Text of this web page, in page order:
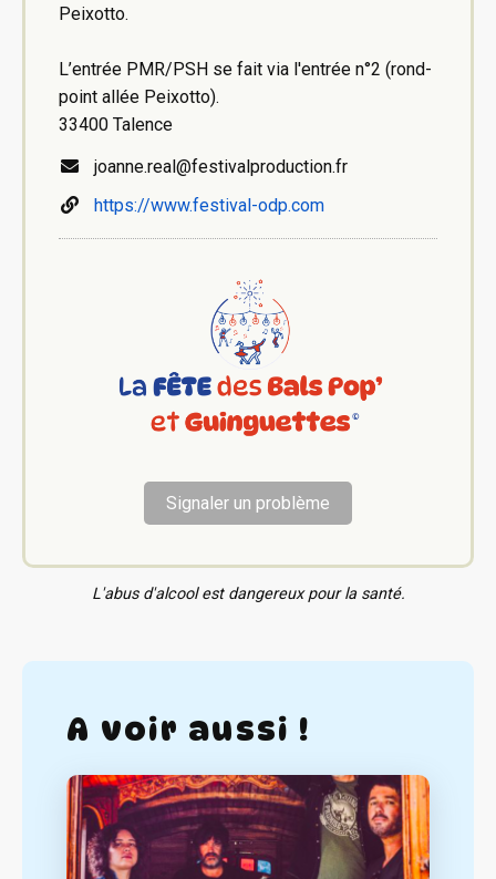
Peixotto.
L’entrée PMR/PSH se fait via l'entrée n°2 (rond-
point allée Peixotto).
33400 Talence
joanne.real@festivalproduction.fr
https://www.festival-odp.com
Signaler un problème
L'abus d'alcool est dangereux pour la santé.
A voir aussi !